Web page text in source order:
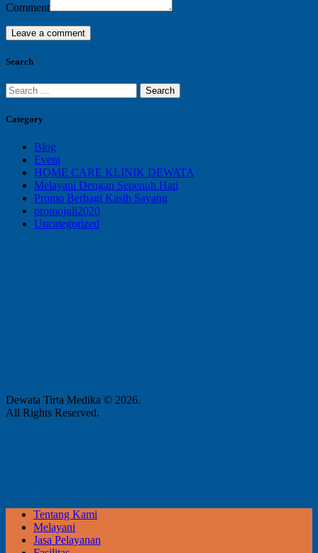
Comment
Search
Search
for:
Category
Blog
Event
HOME CARE KLINIK DEWATA
Melayani Dengan Sepenuh Hati
Promo Berbagi Kasih Sayang
promojuli2020
Uncategorized
Dewata Tirta Medika © 2026.
All Rights Reserved.
Tentang Kami
Melayani
Jasa Pelayanan